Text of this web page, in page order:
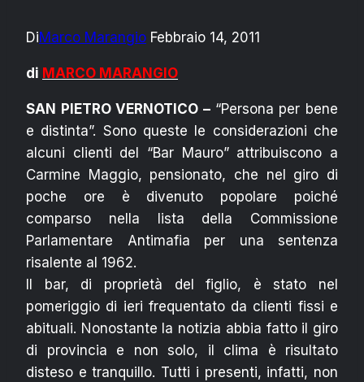
DiMarco Marangio Febbraio 14, 2011
di MARCO MARANGIO
SAN PIETRO VERNOTICO – “Persona per bene
e distinta”. Sono queste le considerazioni che
alcuni clienti del “Bar Mauro” attribuiscono a
Carmine Maggio, pensionato, che nel giro di
poche ore è divenuto popolare poiché
comparso nella lista della Commissione
Parlamentare Antimafia per una sentenza
risalente al 1962.
Il bar, di proprietà del figlio, è stato nel
pomeriggio di ieri frequentato da clienti fissi e
abituali. Nonostante la notizia abbia fatto il giro
di provincia e non solo, il clima è risultato
disteso e tranquillo. Tutti i presenti, infatti, non